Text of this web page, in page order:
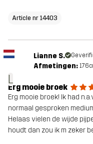
Article nr 14403
L
Lianne S.
Afmetingen:
Erg mooie broek
Erg mooie broek! Ik had
normaal gesproken
Helaas vielen de wijde
houdt dan zou ik m zeker